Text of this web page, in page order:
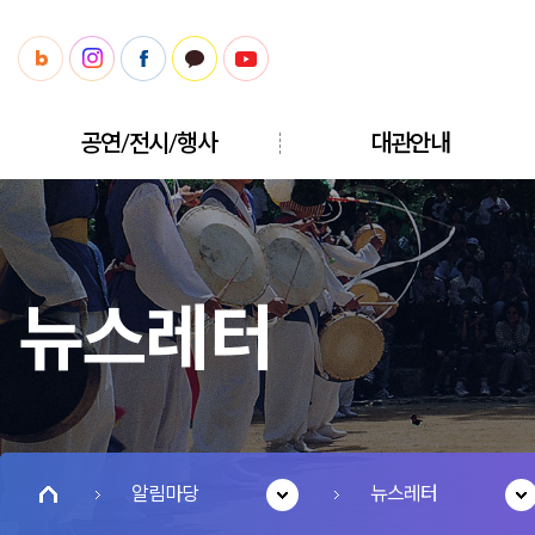
공연/전시/행사 대관안내
뉴스레터
알림마당 뉴스레터